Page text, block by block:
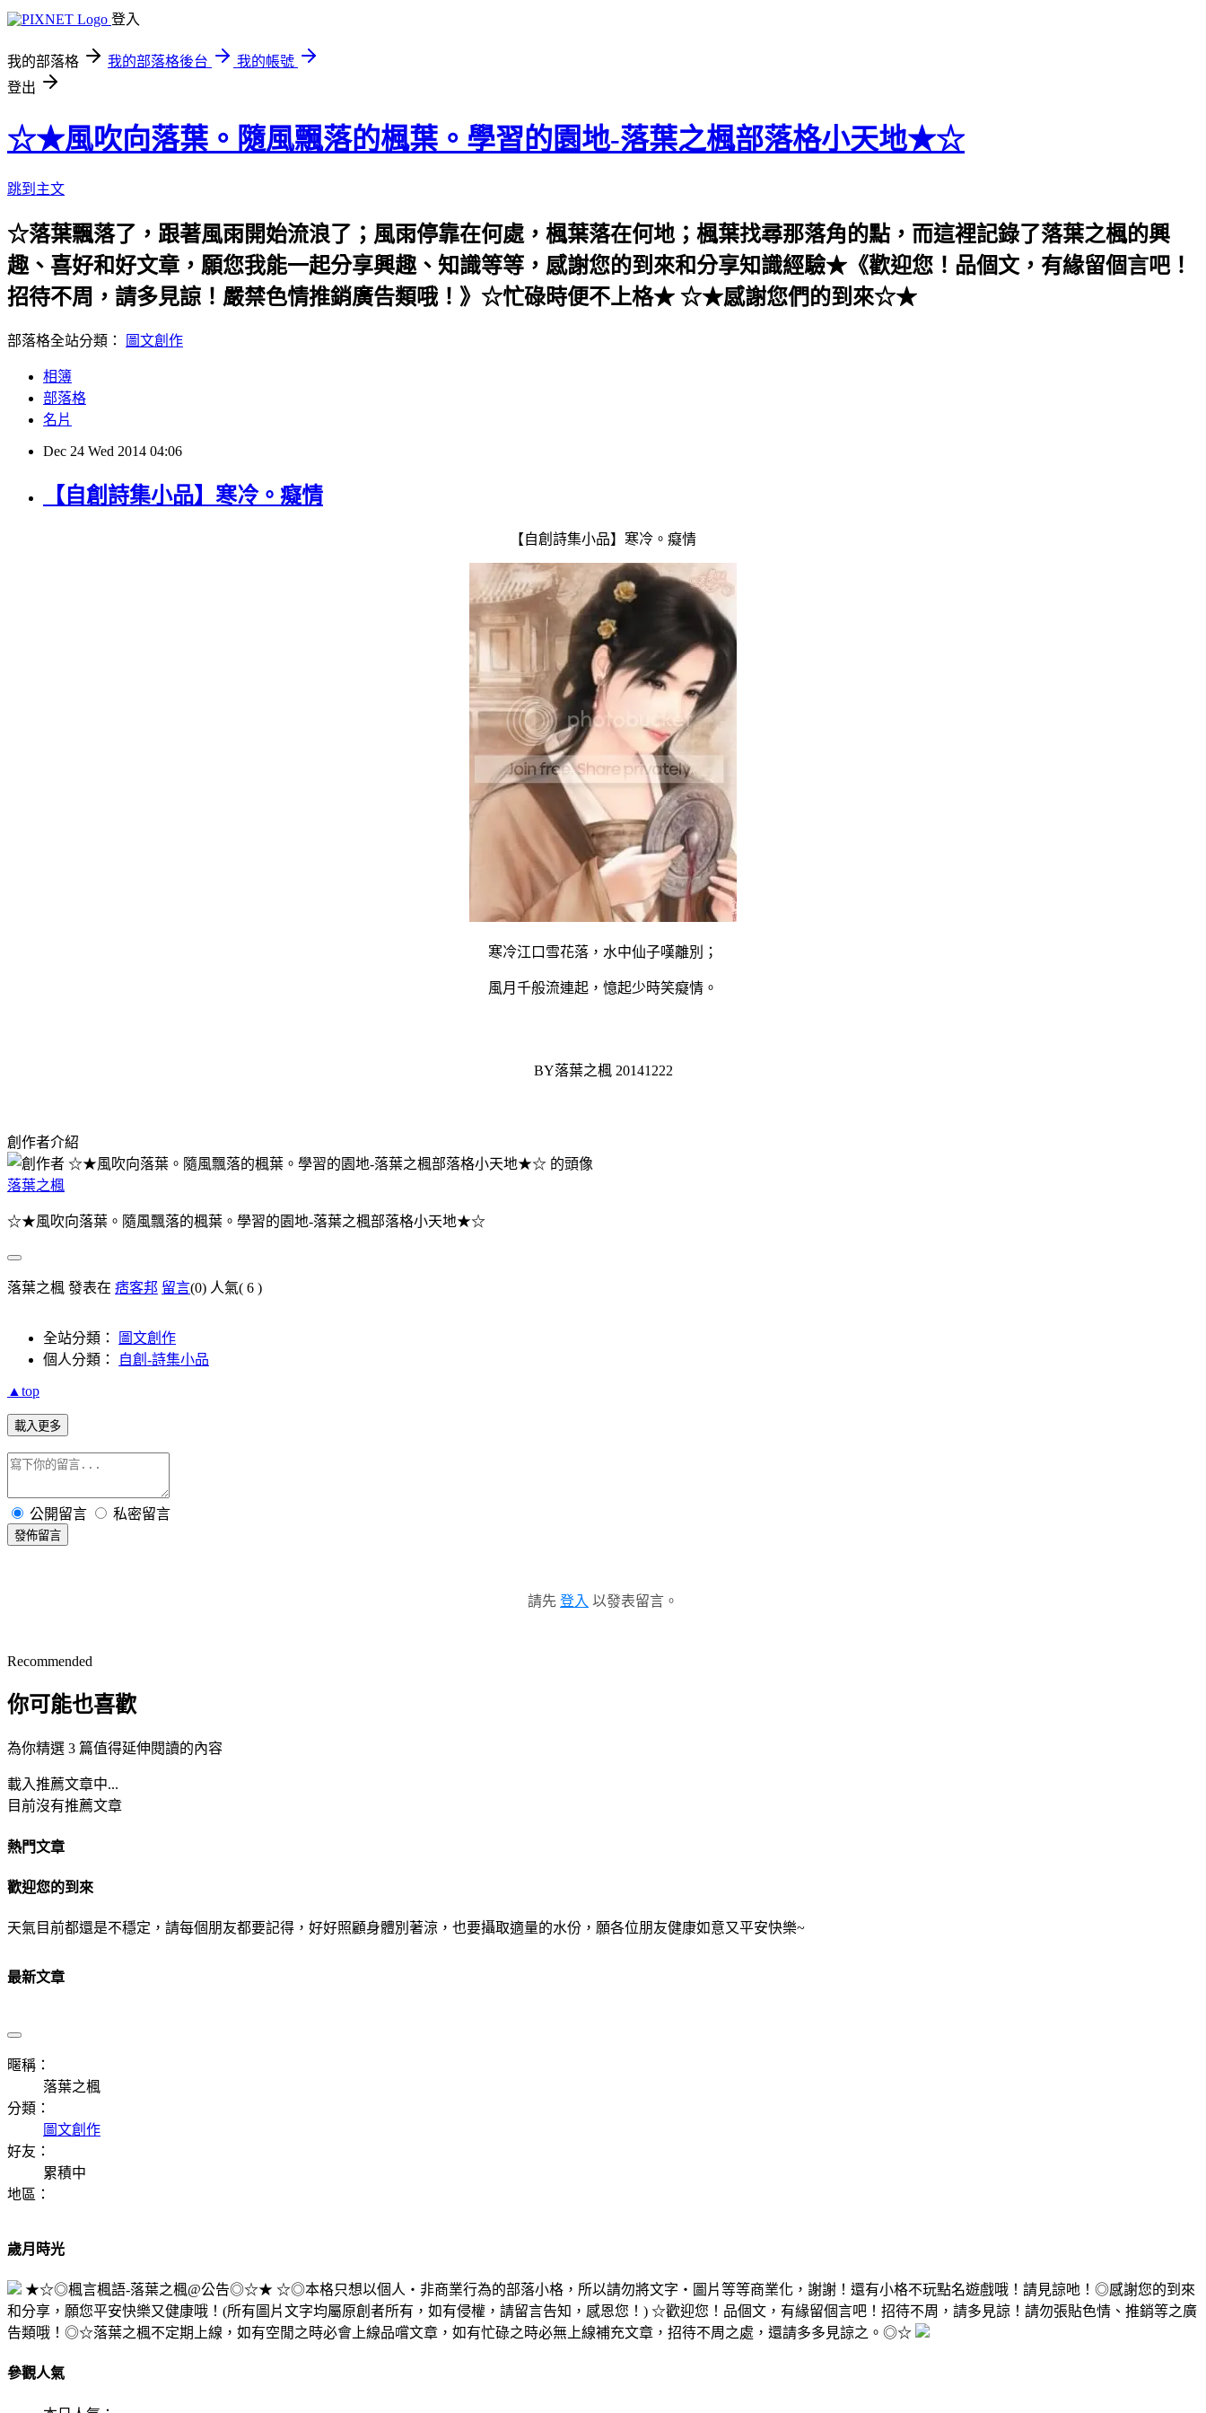
登入
我的部落格 我的部落格後台
我的帳號
登出
☆★風吹向落葉。隨風飄落的楓葉。學習的園地-落葉之楓部落格小天地★☆
跳到主文
☆落葉飄落了，跟著風雨開始流浪了；風雨停靠在何處，楓葉落在何地；楓葉找尋那落角的點，而這裡記錄了落葉之楓的興
趣、喜好和好文章，願您我能一起分享興趣、知識等等，感謝您的到來和分享知識經驗★《歡迎您！品個文，有緣留個言吧！
招待不周，請多見諒！嚴禁色情推銷廣告類哦！》☆忙碌時便不上格★ ☆★感謝您們的到來☆★
部落格全站分類： 圖文創作
相簿
部落格
名片
Dec 24 Wed 2014 04:06
【自創詩集小品】寒冷。癡情
【自創詩集小品】寒冷。癡情
寒冷江口雪花落，水中仙子嘆離別；
風月千般流連起，憶起少時笑癡情。
BY落葉之楓 20141222
創作者介紹
落葉之楓
☆★風吹向落葉。隨風飄落的楓葉。學習的園地-落葉之楓部落格小天地★☆
落葉之楓 發表在 痞客邦 留言(0) 人氣( 6 )
全站分類：
圖文創作
個人分類：
自創-詩集小品
▲top
載入更多
公開留言 私密留言
發佈留言
請先 登入 以發表留言。
Recommended
你可能也喜歡
為你精選 3 篇值得延伸閱讀的內容
載入推薦文章中...
目前沒有推薦文章
熱門文章
歡迎您的到來
天氣目前都還是不穩定，請每個朋友都要記得，好好照顧身體別著涼，也要攝取適量的水份，願各位朋友健康如意又平安快樂~
最新文章
暱稱：
落葉之楓
分類：
圖文創作
好友：
累積中
地區：
歲月時光
★☆◎楓言楓語-落葉之楓@公告◎☆★ ☆◎本格只想以個人‧非商業行為的部落小格，所以請勿將文字‧圖片等等商業化，謝謝！還有小格不玩點名遊戲哦！請見諒吔！◎感謝您的到來
和分享，願您平安快樂又健康哦！(所有圖片文字均屬原創者所有，如有侵權，請留言告知，感恩您！) ☆歡迎您！品個文，有緣留個言吧！招待不周，請多見諒！請勿張貼色情、推銷等之廣
告類哦！◎☆落葉之楓不定期上線，如有空閒之時必會上線品嚐文章，如有忙碌之時必無上線補充文章，招待不周之處，還請多多見諒之。◎☆
參觀人氣